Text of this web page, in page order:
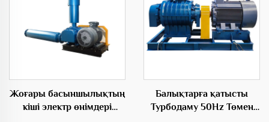
Жоғары басыншылықтың
кіші электр өнімдері
Балықтарға қатысты
Турбодаму 50Hz Төмен